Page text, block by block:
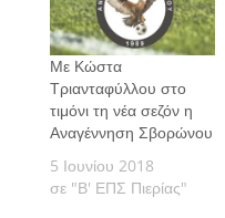
Με Κώστα
Τριανταφύλλου στο
τιμόνι τη νέα σεζόν η
Αναγέννηση Σβορώνου
5 Ιουνίου 2018
σε "Β' ΕΠΣ Πιερίας"